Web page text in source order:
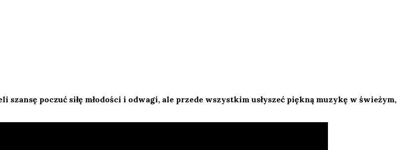
poczuć siłę młodości i odwagi, ale przede wszystkim usłyszeć piękną muzykę w świeżym,